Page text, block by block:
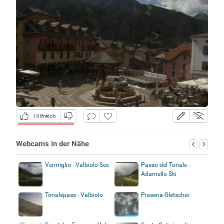
Hilfreich
Webcams in der Nähe
Vermiglio - Valbiolo-See
Passo del Tonale -
Adamello Ski
Tonalepass - Valbiolo Presena-Gletscher